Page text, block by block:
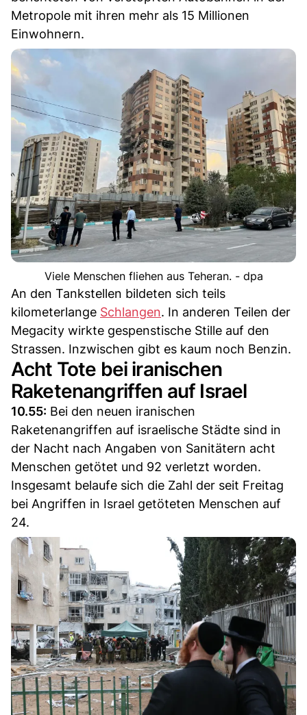
Metropole mit ihren mehr als 15 Millionen
Einwohnern.
Viele Menschen fliehen aus Teheran. - dpa
An den Tankstellen bildeten sich teils
kilometerlange Schlangen. In anderen Teilen der
Megacity wirkte gespenstische Stille auf den
Strassen. Inzwischen gibt es kaum noch Benzin.
Acht Tote bei iranischen
Raketenangriffen auf Israel
10.55: Bei den neuen iranischen
Raketenangriffen auf israelische Städte sind in
der Nacht nach Angaben von Sanitätern acht
Menschen getötet und 92 verletzt worden.
Insgesamt belaufe sich die Zahl der seit Freitag
bei Angriffen in Israel getöteten Menschen auf
24.